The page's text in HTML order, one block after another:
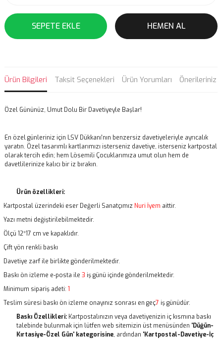
SEPETE EKLE HEMEN AL
Ürün Bilgileri Taksit Seçenekleri Ürün Yorumları Önerileriniz
Özel Gününüz, Umut Dolu Bir Davetiyeyle Başlar!
En özel günleriniz için LSV Dükkanı'nın benzersiz davetiyeleriyle ayrıcalık
yaratın. Özel tasarımlı kartlarımızı isterseniz davetiye, isterseniz kartpostal
olarak tercih edin; hem Lösemili Çocuklarımıza umut olun hem de
davetlilerinize kalıcı bir iz bırakın.
Ürün özellikleri:
Kartpostal üzerindeki eser Değerli Sanatçımız Nuri İyem aittir.
Yazı metni değiştirilebilmektedir.
Ölçü 12*17 cm ve kapaklıdır.
Çift yön renkli baskı
Davetiye zarf ile birlikte gönderilmektedir.
Baskı ön izleme e-posta ile 3 iş günü içinde gönderilmektedir.
Minimum sipariş adeti: 1
Teslim süresi baskı ön izleme onayınız sonrası en geç7 iş günüdür.
Baskı Özellikleri: Kartpostalınızın veya davetiyenizin iç kısmına baskı
talebinde bulunmak için lütfen web sitemizin üst menüsünden 'Düğün-
Kırtasiye-Özel Gün' kategorisine, ardından 'Kartpostal-Davetiye-İç